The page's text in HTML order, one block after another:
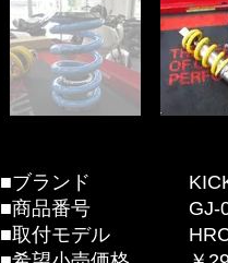
■ブランド
■商品番号 GJ-
■取付モデル HRC